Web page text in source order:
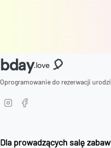
bday.love 🎈
Oprogramowanie do rezerwacji
Dla prowadzących salę zabaw